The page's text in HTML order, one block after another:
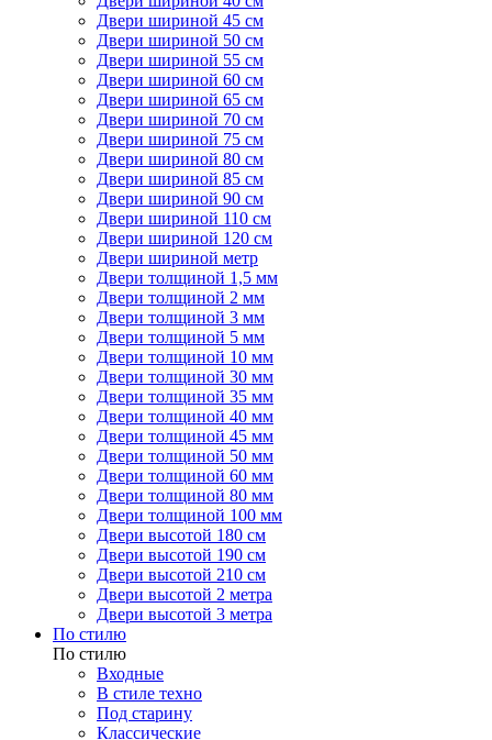
Двери шириной 45 см
Двери шириной 50 см
Двери шириной 55 см
Двери шириной 60 см
Двери шириной 65 см
Двери шириной 70 см
Двери шириной 75 см
Двери шириной 80 см
Двери шириной 85 см
Двери шириной 90 см
Двери шириной 110 см
Двери шириной 120 см
Двери шириной метр
Двери толщиной 1,5 мм
Двери толщиной 2 мм
Двери толщиной 3 мм
Двери толщиной 5 мм
Двери толщиной 10 мм
Двери толщиной 30 мм
Двери толщиной 35 мм
Двери толщиной 40 мм
Двери толщиной 45 мм
Двери толщиной 50 мм
Двери толщиной 60 мм
Двери толщиной 80 мм
Двери толщиной 100 мм
Двери высотой 180 см
Двери высотой 190 см
Двери высотой 210 см
Двери высотой 2 метра
Двери высотой 3 метра
По стилю
По стилю
Входные
В стиле техно
Под старину
Классические